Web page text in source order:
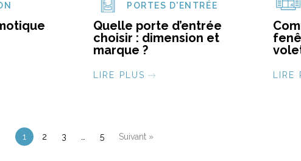
PORTES D'ENTRÉE
Quelle porte d’entrée
choisir : dimension et
marque ?
LIRE PLUS LIRE
1 2 3 … 5 Suivant »